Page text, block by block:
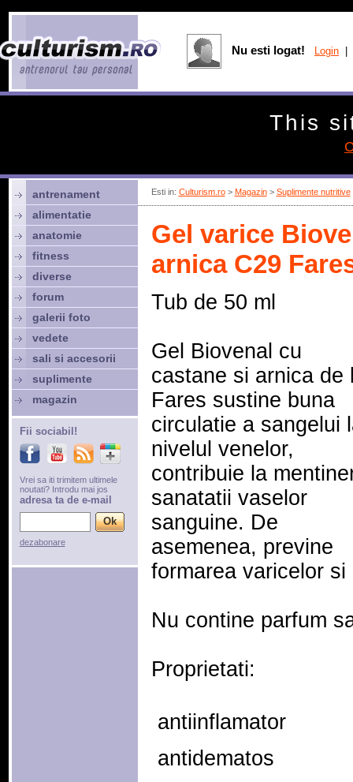
Esti in: Culturism.ro> Magazin> Suplimente nutritive
Gel varice
arnica C29
Tub de 50 ml
Gel Biovenal cu
castane si arnica de
Fares sustine buna
circulatie a sangelui
nivelul venelor,
contribuie la
sanatatii vaselor
sanguine. De
asemenea, previne
formarea varicelor si
Nu contine parfum
Proprietati:
 antiinflamator
 antidematos
antrenament
alimentatie
anatomie
fitness
diverse
forum
galerii foto
vedete
sali si accesorii
suplimente
magazin
Fii sociabil!
Vrei sa iti trimitem ultimele
noutati? Introdu mai jos
adresa ta de e-mail
dezabonare
Nu esti logat! Login
This